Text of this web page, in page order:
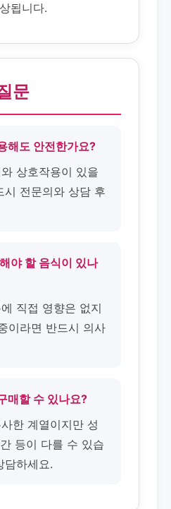
됩니다.
문
해도 안전한가요?
상호작용이 있을
시 전문의와 상담 후
야 할 음식이 있나
직접 영향은 없지
이라면 반드시 의사
매할 수 있나요?
한 계열이지만 성
등이 다를 수 있습
담하세요.